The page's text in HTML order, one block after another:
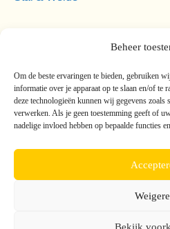
Beheer
Om de beste ervaringen te bieden, gebruiken
informatie over je apparaat op te slaan en/of te
deze technologieën kunnen wij gegevens
verwerken. Als je geen toestemming geeft of
nadelige invloed hebben op bepaalde functies
Bekijk
Contact opnemen
info@treurniet-mengvoeders.nl
Berkelse Poort 143
2651 JX Berkel en Rodenrijs
Met trots ontworpen door
Algemene voorwaarden